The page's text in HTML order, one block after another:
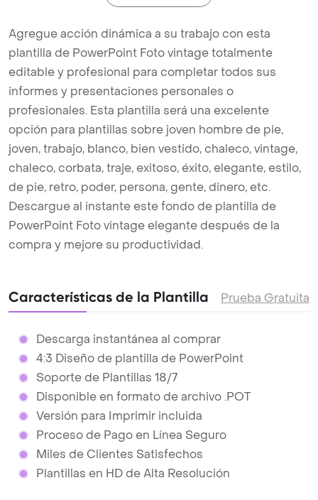
Agregue acción dinámica a su trabajo con esta
plantilla de PowerPoint Foto vintage totalmente
editable y profesional para completar todos sus
informes y presentaciones personales o
profesionales. Esta plantilla será una excelente
opción para plantillas sobre joven hombre de pie,
joven, trabajo, blanco, bien vestido, chaleco, vintage,
chaleco, corbata, traje, exitoso, éxito, elegante, estilo,
de pie, retro, poder, persona, gente, dinero, etc.
Descargue al instante este fondo de plantilla de
PowerPoint Foto vintage elegante después de la
compra y mejore su productividad.
Características de la Plantilla Prueba Gratuita
Descarga instantánea al comprar
4:3 Diseño de plantilla de PowerPoint
Soporte de Plantillas 18/7
Disponible en formato de archivo .POT
Versión para Imprimir incluida
Proceso de Pago en Línea Seguro
Miles de Clientes Satisfechos
Plantillas en HD de Alta Resolución